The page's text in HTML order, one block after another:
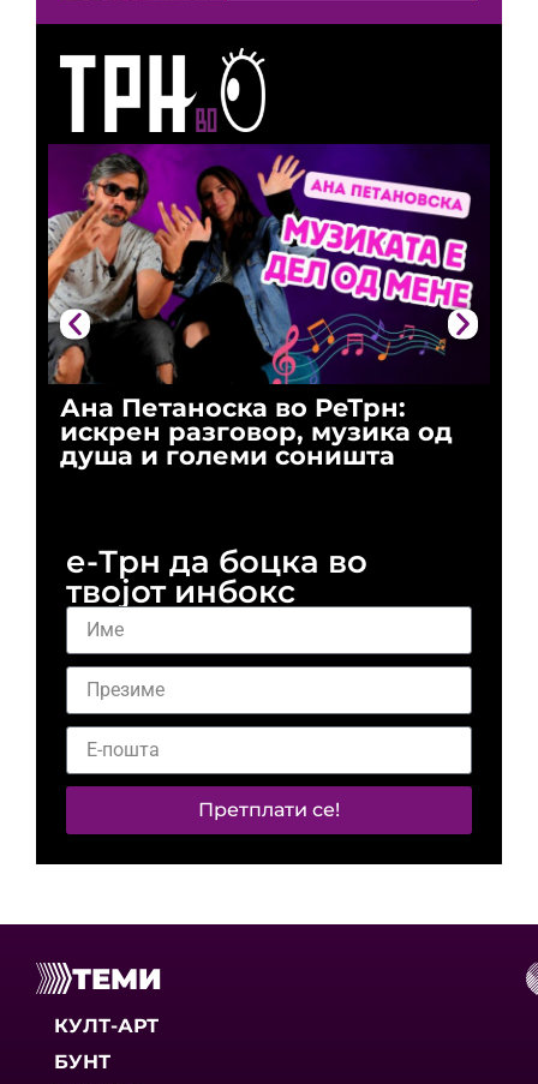
Ана Петаноска во РеТрн:
искрен разговор, музика од
душа и големи соништа
е-Трн да боцка во
твојот инбокс
Претплати се!
ТЕМИ
КУЛТ-АРТ
БУНТ